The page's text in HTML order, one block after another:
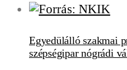
Egyedülálló szakmai
szépségipar nógrádi